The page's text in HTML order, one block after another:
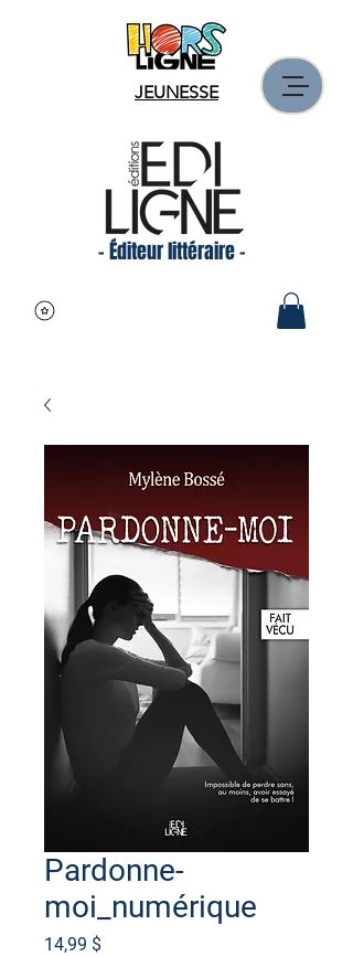
JEUNESSE
- Éditeur littéraire -
Pardonne-
moi_numérique
14,99 $Prix